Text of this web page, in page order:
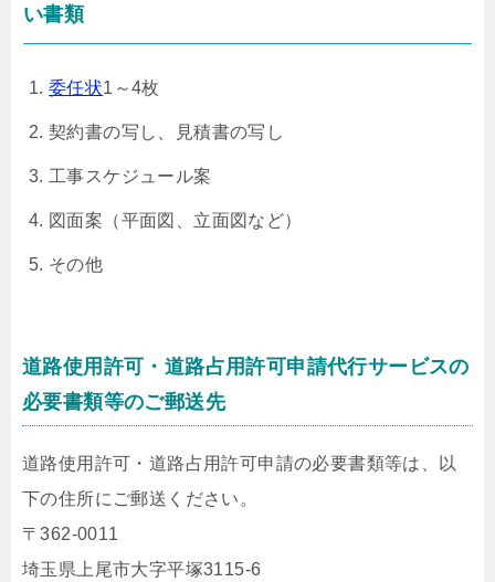
い書類
委任状1～4枚
契約書の写し、見積書の写し
工事スケジュール案
図面案（平面図、立面図など）
その他
道路使用許可・道路占用許可申請代行サービスの
必要書類等のご郵送先
道路使用許可・道路占用許可申請の必要書類等は、以
下の住所にご郵送ください。
〒362-0011
埼玉県上尾市大字平塚3115-6